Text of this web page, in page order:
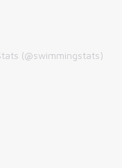
(@swimmingstats)